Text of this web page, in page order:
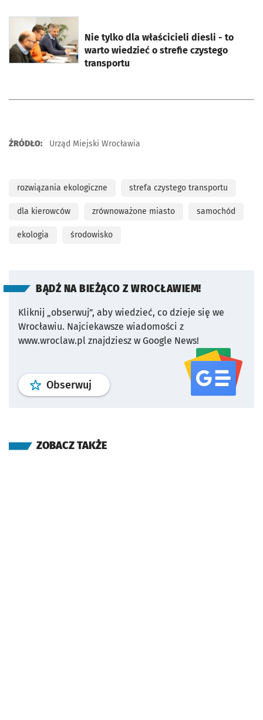
Nie tylko dla właścicieli diesli - to
warto wiedzieć o strefie czystego
transportu
otworzy się w nowej karcie
ŹRÓDŁO: Urząd Miejski Wrocławia
rozwiązania ekologiczne strefa czystego transportu
dla kierowców zrównoważone miasto samochód
ekologia środowisko
BĄDŹ NA BIEŻĄCO Z WROCŁAWIEM!
Kliknij „obserwuj”, aby wiedzieć, co dzieje się we
Wrocławiu. Najciekawsze wiadomości z
www.wroclaw.pl znajdziesz w Google News!
Obserwuj profil serwisu
ZOBACZ TAKŻE